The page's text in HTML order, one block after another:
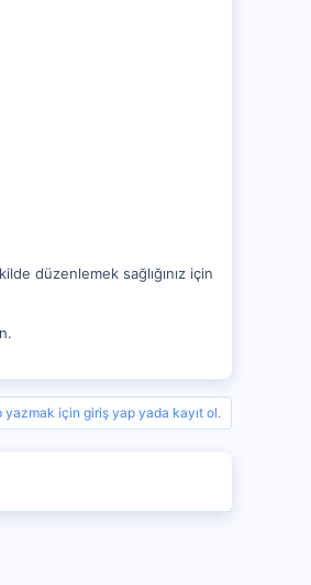
düzenlemek sağlığınız için
yazmak için giriş yap yada kayıt ol.